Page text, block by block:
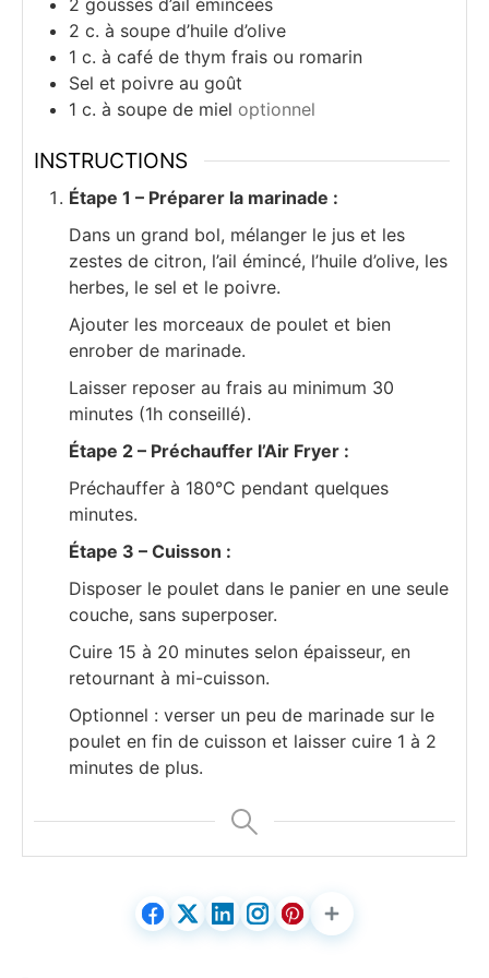
2 gousses d’ail émincées
2 c. à soupe d’huile d’olive
1 c. à café de thym frais ou romarin
Sel et poivre au goût
1 c. à soupe de miel optionnel
INSTRUCTIONS
Étape 1 – Préparer la marinade :
Dans un grand bol, mélanger le jus et les
zestes de citron, l’ail émincé, l’huile d’olive, les
herbes, le sel et le poivre.
Ajouter les morceaux de poulet et bien
enrober de marinade.
Laisser reposer au frais au minimum 30
minutes (1h conseillé).
Étape 2 – Préchauffer l’Air Fryer :
Préchauffer à 180°C pendant quelques
minutes.
Étape 3 – Cuisson :
Disposer le poulet dans le panier en une seule
couche, sans superposer.
Cuire 15 à 20 minutes selon épaisseur, en
retournant à mi-cuisson.
Optionnel : verser un peu de marinade sur le
poulet en fin de cuisson et laisser cuire 1 à 2
minutes de plus.